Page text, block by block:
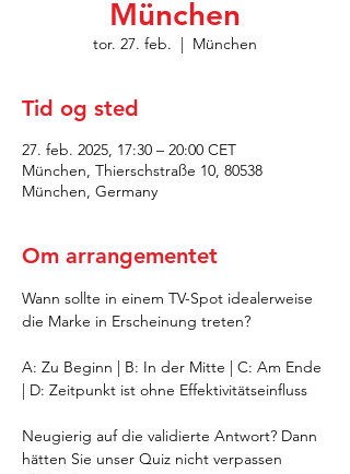
München
tor. 27. feb.
  |
München
Tid og sted
27. feb. 2025, 17:30 – 20:00 CET
München, Thierschstraße 10, 80538
München, Germany
Om arrangementet
Wann sollte in einem TV-Spot idealerweise
die Marke in Erscheinung treten?
A: Zu Beginn | B: In der Mitte | C: Am Ende
| D: Zeitpunkt ist ohne Effektivitätseinfluss
Neugierig auf die validierte Antwort? Dann
hätten Sie unser Quiz nicht verpassen